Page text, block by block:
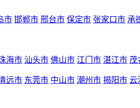
市 邯郸市 邢台市 保定市 张家口市 承
海市 汕头市 佛山市 江门市 湛江市 茂
远市 东莞市 中山市 潮州市 揭阳市 云